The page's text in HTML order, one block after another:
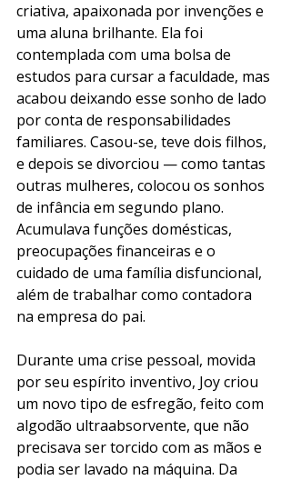
criativa, apaixonada por invenções e
uma aluna brilhante. Ela foi
contemplada com uma bolsa de
estudos para cursar a faculdade, mas
acabou deixando esse sonho de lado
por conta de responsabilidades
familiares. Casou-se, teve dois filhos,
e depois se divorciou — como tantas
outras mulheres, colocou os sonhos
de infância em segundo plano.
Acumulava funções domésticas,
preocupações financeiras e o
cuidado de uma família disfuncional,
além de trabalhar como contadora
na empresa do pai.
Durante uma crise pessoal, movida
por seu espírito inventivo, Joy criou
um novo tipo de esfregão, feito com
algodão ultraabsorvente, que não
precisava ser torcido com as mãos e
podia ser lavado na máquina. Da